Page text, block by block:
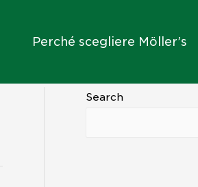
Perché scegliere Möller’s
Search